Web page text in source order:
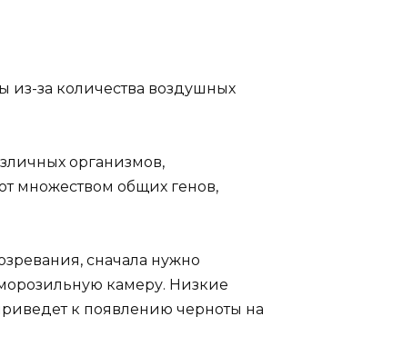
из-за количества воздушных
организмов,
множеством общих генов,
сначала нужно
камеру. Низкие
к появлению черноты на